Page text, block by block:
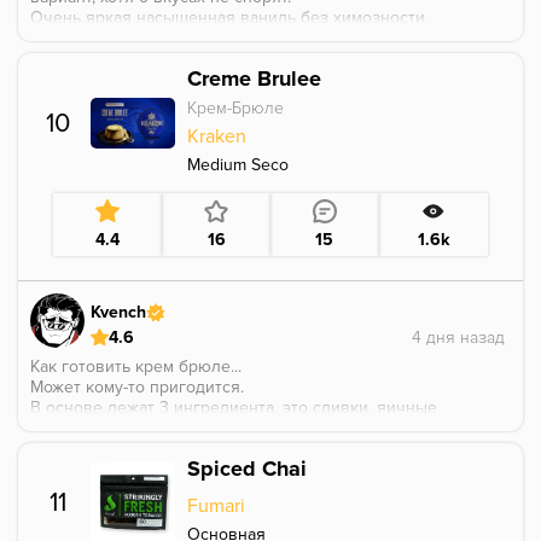
Очень яркая насыщенная ваниль без химозности.
Вкус 5/5. Рекомендасьон!
10
Creme Brulee
Крем-Брюле
Kraken
Medium Seco
4.4 16 15 1.6k
Kvench
4.6
Как готовить крем брюле...
Может кому-то пригодится.
В основе лежат 3 ингредиента, это сливки, яичные
или кофейный ликер, как кому нравится.
В основе приготовления, не требуется накачки
воздухом смеси, поэтому, соединение, это самое
11
Spiced Chai
Fumari
Основная